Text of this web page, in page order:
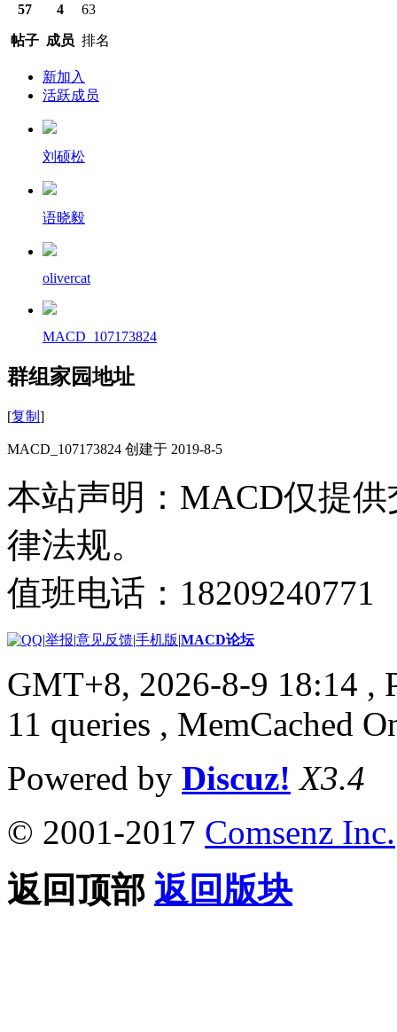
57
帖子
4
成员
63
排名
新加入
活跃成员
刘硕松
语晓毅
olivercat
MACD_107173824
群组家园地址
[复制 ]
MACD_107173824 创建于 2019-8-5
本站声明：MACD仅提
律法规。
值班电话：
|举报|意见反馈|手机版|MACD论坛
GMT+8, 2026-8-9 18:14 ,
11 queries , MemCached
Powered by Discuz! X3.4
© 2001-2017 Comsenz Inc.
返回顶部 返回版块